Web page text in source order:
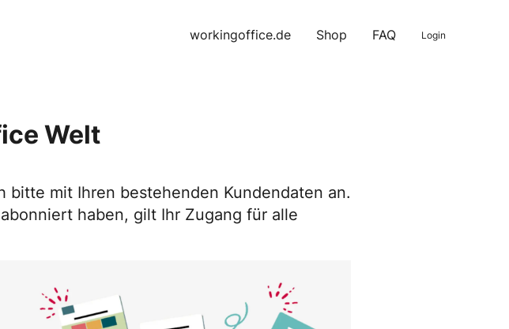
workingoffice.de Shop FAQ Login
Welt
mit Ihren bestehenden Kundendaten an.
haben, gilt Ihr Zugang für alle